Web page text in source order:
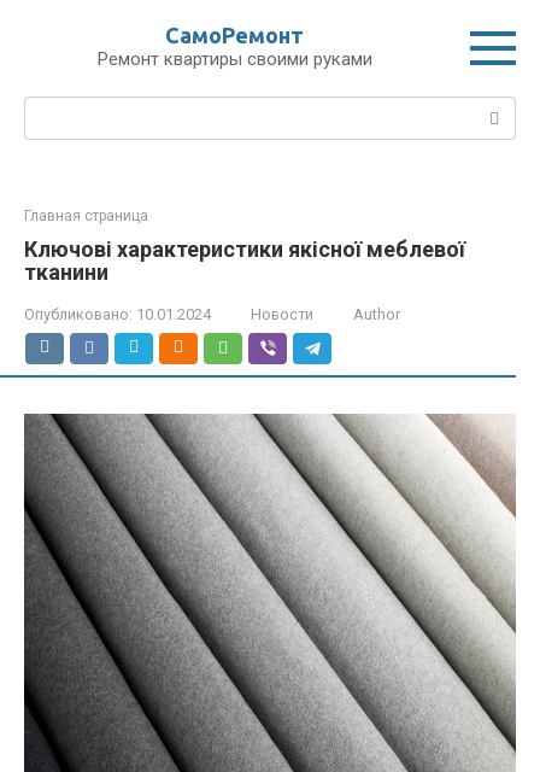
СамоРемонт
Ремонт квартиры своими руками
Поиск:
Главная страница
Ключові характеристики якісної меблевої
тканини
Опубликовано: 10.01.2024 Новости Author